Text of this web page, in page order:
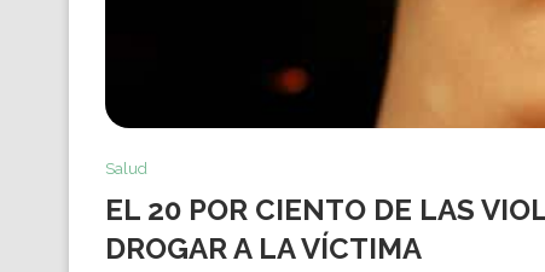
Salud
EL 20 POR CIENTO DE LAS
DROGAR A LA VÍCTIMA